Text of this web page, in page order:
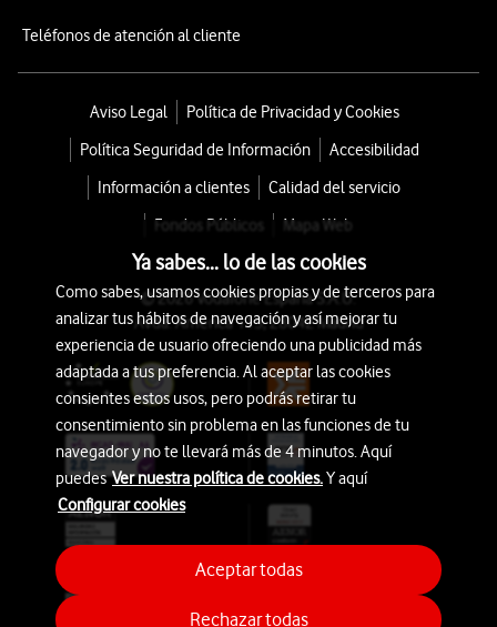
Teléfonos de atención al cliente
Aviso Legal
Política de Privacidad y Cookies
Política Seguridad de Información
Accesibilidad
Información a clientes
Calidad del servicio
Fondos Públicos
Mapa Web
© 2026 Vodafone España S.A.U.
Avda. América 115, 28042 Madrid
Ya sabes... lo de las cookies
Como sabes, usamos cookies propias y de terceros para
analizar tus hábitos de navegación y así mejorar tu
experiencia de usuario ofreciendo una publicidad más
adaptada a tus preferencia. Al aceptar las cookies
consientes estos usos, pero podrás retirar tu
consentimiento sin problema en las funciones de tu
navegador y no te llevará más de 4 minutos. Aquí
puedesVer nuestra política de cookies.Y aquí
Configurar cookies
Rechazar todas
Aceptar todas